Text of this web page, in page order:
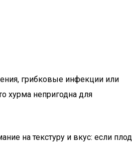
грибковые инфекции или
хурма непригодна для
на текстуру и вкус: если плод